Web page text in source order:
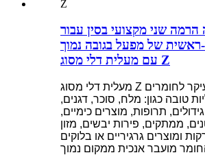
הרמה שני מקצועי בסין עבור
של מפעל בגובה נמוך
עם מעלית דלי מסוג Z
מעלית דלי מסוג Z משמשת בעיקר לחומרים
טובה כגון: מלח, סוכר, דגנים,
תרופות, מוצרים כימיים,
ממתקים, פירות יבשים, מזון
ומוצרים גרגיריים או בלוקים
מועבר אנכית ממקום נמוך